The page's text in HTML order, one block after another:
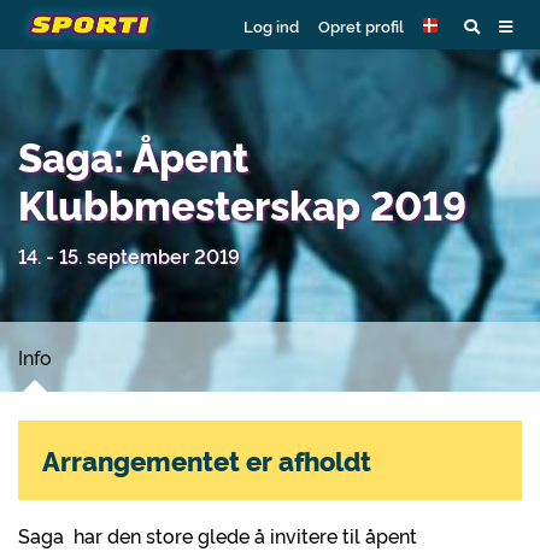
Log ind Opret profil
Saga: Åpent
Klubbmesterskap 2019
14. - 15. september 2019
Info
Saga har den store glede å invitere til åpent
Arrangementet er afholdt